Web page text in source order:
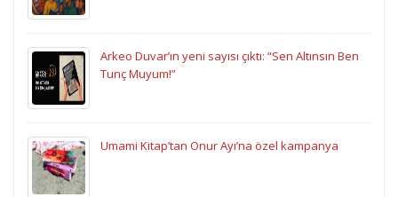
Arkeo Duvar’ın yeni sayısı çıktı: “Sen Altınsın Ben
Tunç Muyum!”
Umami Kitap’tan Onur Ayı’na özel kampanya